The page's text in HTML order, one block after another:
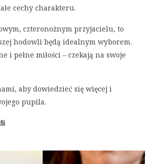
cechy charakteru.
czteronożnym przyjacielu, to
hodowli będą idealnym wyborem.
i pełne miłości – czekają na swoje
aby dowiedzieć się więcej i
pupila.